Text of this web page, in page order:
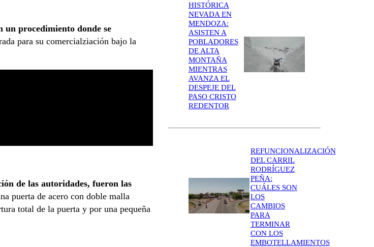
procedimiento donde se
para su comercialziación bajo la
de las autoridades, fueron las
puerta de acero con doble malla
total de la puerta y por una pequeña
HISTÓRICA
NEVADA EN
MENDOZA:
ASISTEN A
POBLADORES
DE ALTA
MONTAÑA
MIENTRAS
AVANZA EL
DESPEJE DEL
PASO CRISTO
REDENTOR
REFUNCIONALIZACIÓN
DEL CARRIL
RODRÍGUEZ
PEÑA:
CUÁLES SON
LOS
CAMBIOS
PARA
TERMINAR
CON LOS
EMBOTELLAMIENTOS